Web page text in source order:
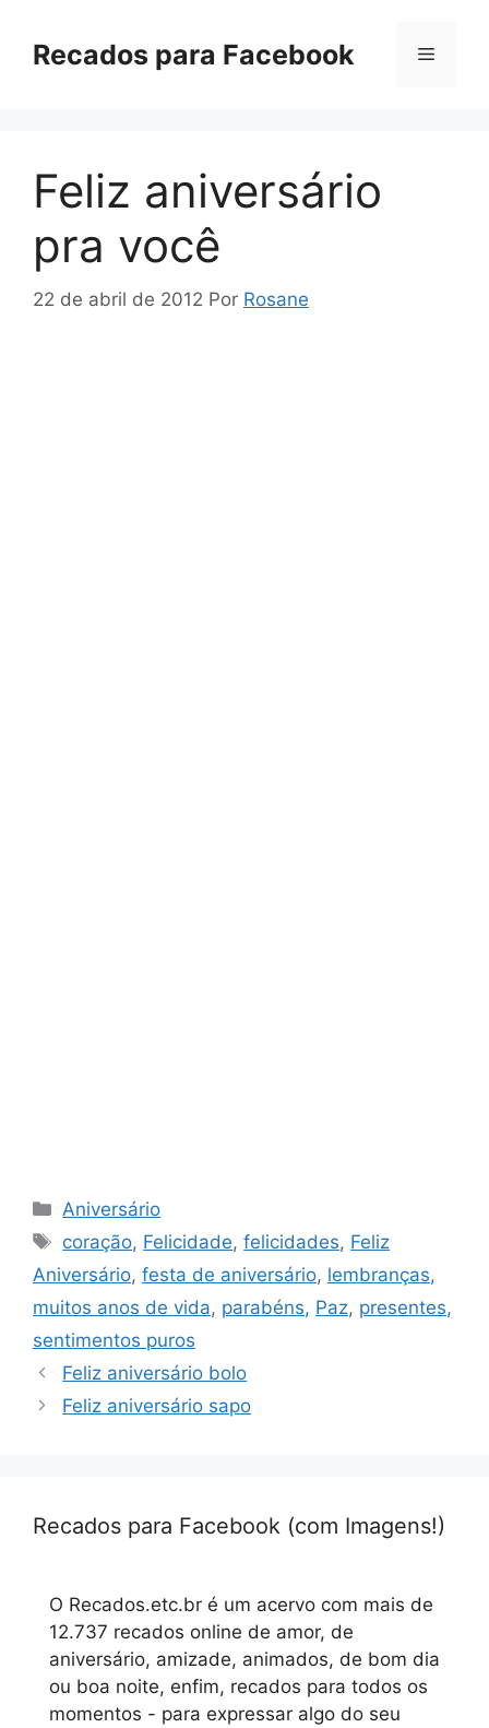
paraRecados para Facebook Menu
Feliz aniversário
pra você
22 de abril de 2012 Por Rosane
Categorias
Aniversário
Tags
coração, Felicidade,felicidades, Feliz
Aniversário, festa de aniversário, lembranças,
muitos anos de vida, parabéns, Paz, presentes,
sentimentos puros
Feliz aniversário bolo
Feliz aniversário sapo
Recados para Facebook (com Imagens!)
O Recados.etc.br é um acervo com mais de
12.737 recados online de amor, de
aniversário, amizade, animados, de bom dia
ou boa noite, enfim, recados para todos os
momentos - para expressar algo do seu